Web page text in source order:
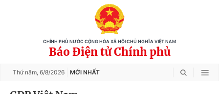
CHÍNH PHỦ NƯỚC CỘNG HÒA XÃ HỘI CHỦ NGHĨA VIỆT NAM
Báo Điện tử Chính phủ
Thứ năm, 6/8/2026 MỚI NHẤT